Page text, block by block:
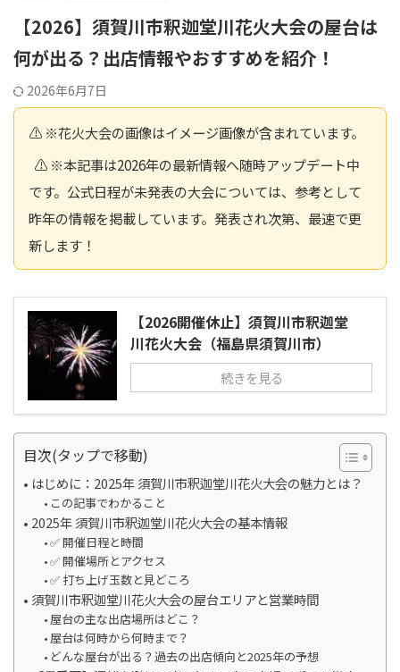
【2026】須賀川市釈迦堂川花火大会の屋台は
何が出る？出店情報やおすすめを紹介！
2026年6月7日
⚠️ ※花火大会の画像はイメージ画像が含まれています。
⚠️ ※本記事は2026年の最新情報へ随時アップデート中
です。公式日程が未発表の大会については、参考として
昨年の情報を掲載しています。発表され次第、最速で更
新します！
【2026開催休止】須賀川市釈迦堂
川花火大会（福島県須賀川市）
続きを見る
目次(タップで移動)
はじめに：2025年 須賀川市釈迦堂川花火大会の魅力とは？
この記事でわかること
2025年 須賀川市釈迦堂川花火大会の基本情報
✅ 開催日程と時間
✅ 開催場所とアクセス
✅ 打ち上げ玉数と見どころ
須賀川市釈迦堂川花火大会の屋台エリアと営業時間
屋台の主な出店場所はどこ？
屋台は何時から何時まで？
どんな屋台が出る？過去の出店傾向と2025年の予想